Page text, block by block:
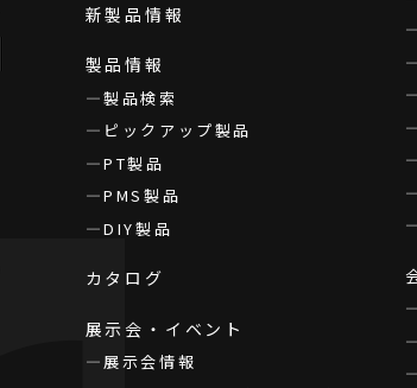
新製品情報
製品情報
製品検索
ピックアップ製品
PT製品
PMS製品
DIY製品
カタログ
展示会・イベント
展示会情報